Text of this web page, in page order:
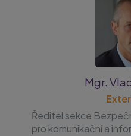
Mgr.
Ředitel sekce
pro komunikační a